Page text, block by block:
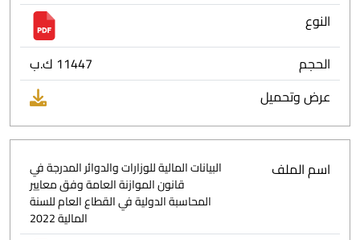
النوع
الحجم
11447 ك.ب
عرض وتحميل
اسم الملف
البيانات المالية للوزارات والدوائر المدرجة في
قانون الموازنة العامة وفق معايير
المحاسبة الدولية في القطاع العام للسنة
المالية 2022